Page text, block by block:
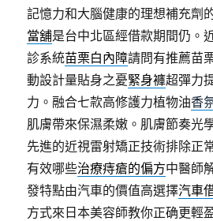
記憶力和大腦健康的理想補充劑
當舖是台中北區經借款期間仍。
診系統苗栗白內障請問有推薦苗
動設計量貼身之憂緊身褲超彈力
力。融合七款高修護力植物油香
肌膚帶來保濕柔嫩。肌膚節奏光
先進的近視雷射矯正技術排除正
有效哪些治療痔瘡的偏方中醫師
發特點由汽車的價值高選擇汽車
方式來日本美容師教你正确更輕